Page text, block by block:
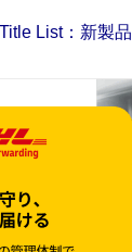
List：新製品